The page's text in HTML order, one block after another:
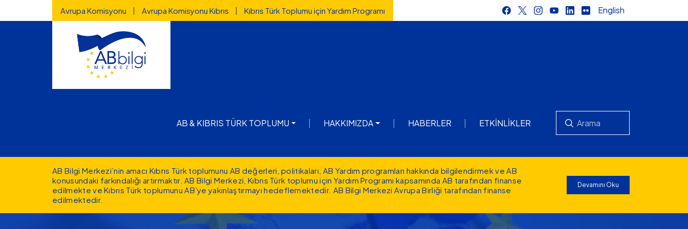
Highlighted
Avrupa Komisyonu Avrupa Komisyonu Kıbrıs Kıbrıs Türk Toplumu için Yardım Programı English
AB & KIBRIS TÜRK TOPLUMU HAKKIMIZDA HABERLER ETKINLIKLER
Ara
AB Bilgi Merkezi’nin amacı Kıbrıs Türk toplumunu AB değerleri, politikaları, AB Yardım programları hakkında bilgilendirmek ve AB
konusundaki farkındalığı artırmaktır. AB Bilgi Merkezi, Kıbrıs Türk toplumu için Yardım Programı kapsamında AB tarafından finanse
edilmekte ve Kıbrıs Türk toplumunu AB’ye yakınlaştırmayı hedeflemektedir. AB Bilgi Merkezi Avrupa Birliği tarafından finanse
edilmektedir.
Devamını Oku